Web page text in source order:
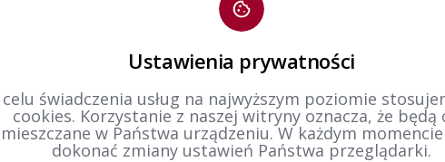
Wybory do Sejmu RP i Senatu RP
Ustawienia prywatności
świadczenia usług na najwyższym poziomie
cookies. Korzystanie z naszej witryny oznacza, że będą
w Państwa urządzeniu. W każdym
dokonać zmiany ustawień Państwa przeglądarki.